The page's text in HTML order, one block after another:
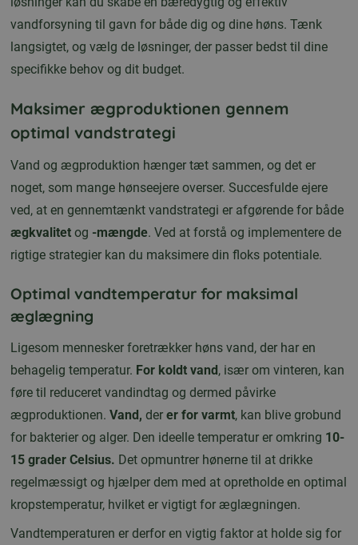
vandforsyning til gavn for både dig og dine høns. Tænk
langsigtet, og vælg de løsninger, der passer bedst til dine
specifikke behov og dit budget.
Maksimer ægproduktionen gennem
optimal vandstrategi
Vand og ægproduktion hænger tæt sammen, og det er
noget, som mange hønseejere overser. Succesfulde ejere
ved, at en gennemtænkt vandstrategi er afgørende for både
ægkvalitet og -mængde. Ved at forstå og implementere de
rigtige strategier kan du maksimere din floks potentiale.
Optimal vandtemperatur for maksimal
æglægning
Ligesom mennesker foretrækker høns vand, der har en
behagelig temperatur. For koldt vand , især om vinteren, kan
føre til reduceret vandindtag og dermed påvirke
ægproduktionen. Vand, der er for varmt, kan blive grobund
for bakterier og alger. Den ideelle temperatur er omkring 10-
15 grader Celsius. Det opmuntrer hønerne til at drikke
regelmæssigt og hjælper dem med at opretholde en optimal
kropstemperatur, hvilket er vigtigt for æglægningen.
Vandtemperaturen er derfor en vigtig faktor at holde sig for